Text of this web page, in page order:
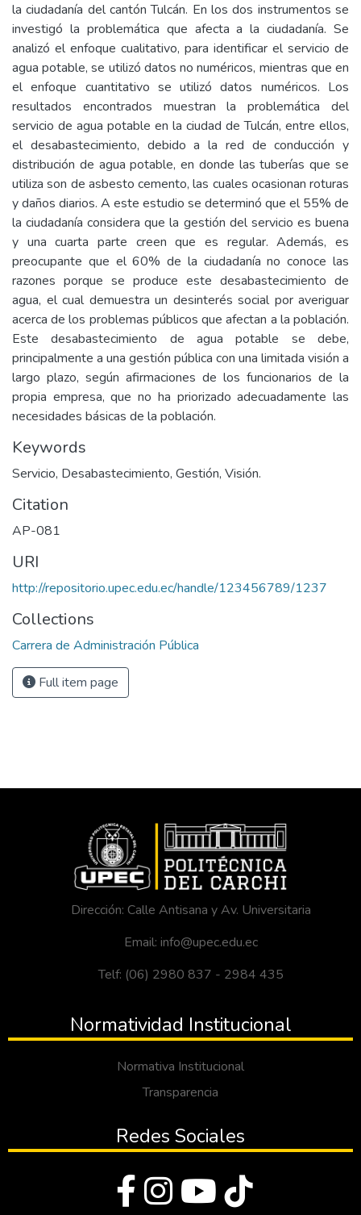
la ciudadanía del cantón Tulcán. En los dos instrumentos se
investigó la problemática que afecta a la ciudadanía. Se
analizó el enfoque cualitativo, para identificar el servicio de
agua potable, se utilizó datos no numéricos, mientras que en
el enfoque cuantitativo se utilizó datos numéricos. Los
resultados encontrados muestran la problemática del
servicio de agua potable en la ciudad de Tulcán, entre ellos,
el desabastecimiento, debido a la red de conducción y
distribución de agua potable, en donde las tuberías que se
utiliza son de asbesto cemento, las cuales ocasionan roturas
y daños diarios. A este estudio se determinó que el 55% de
la ciudadanía considera que la gestión del servicio es buena
y una cuarta parte creen que es regular. Además, es
preocupante que el 60% de la ciudadanía no conoce las
razones porque se produce este desabastecimiento de
agua, el cual demuestra un desinterés social por averiguar
acerca de los problemas públicos que afectan a la población.
Este desabastecimiento de agua potable se debe,
principalmente a una gestión pública con una limitada visión a
largo plazo, según afirmaciones de los funcionarios de la
propia empresa, que no ha priorizado adecuadamente las
necesidades básicas de la población.
Keywords
Servicio, Desabastecimiento, Gestión, Visión.
Citation
AP-081
URI
http://repositorio.upec.edu.ec/handle/123456789/1237
Collections
Carrera de Administración Pública
Full item page
Dirección: Calle Antisana y Av. Universitaria
Email: info@upec.edu.ec
Telf: (06) 2980 837 - 2984 435
Normatividad Institucional
Normativa Institucional
Transparencia
Redes Sociales